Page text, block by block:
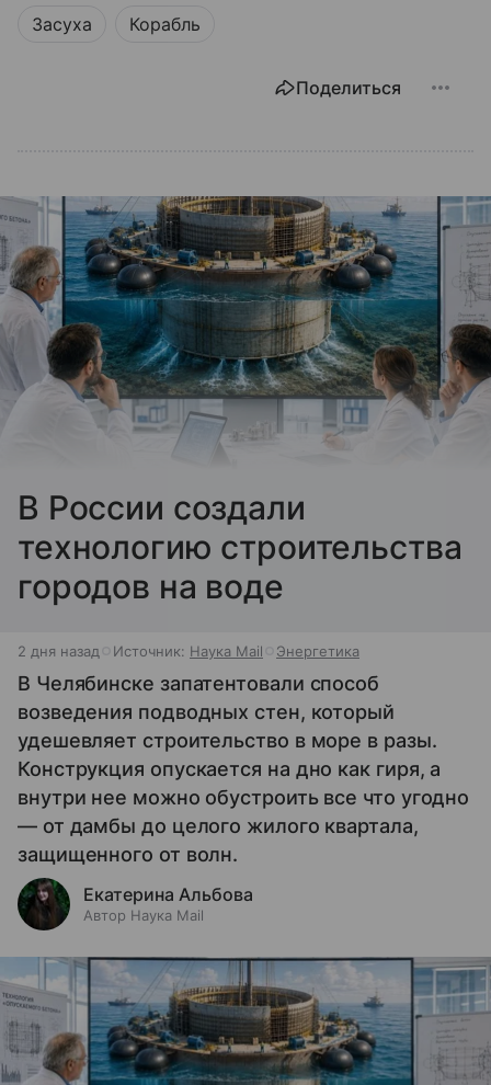
Засуха Корабль
Поделиться
В России создали
технологию строительства
городов на воде
2 дня назад Источник: Наука Mail Энергетика
В Челябинске запатентовали способ
возведения подводных стен, который
удешевляет строительство в море в разы.
Конструкция опускается на дно как гиря, а
внутри нее можно обустроить все что угодно
— от дамбы до целого жилого квартала,
защищенного от волн.
Екатерина Альбова
Автор Наука Mail